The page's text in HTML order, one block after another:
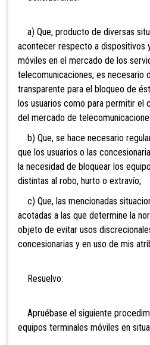
a) Que, producto de diversas
acontecer respecto a dispositivos
móviles en el mercado de los
telecomunicaciones, es necesario
transparente para el bloqueo de
los usuarios como para permitir el
del mercado de
b) Que, se hace necesario
que los usuarios o las
la necesidad de bloquear los
distintas al robo, hurto o extravío;
c) Que, las mencionadas
acotadas a las que determine la
objeto de evitar usos
concesionarias y en uso de mis
Resuelvo:
Apruébase el siguiente
equipos terminales móviles en